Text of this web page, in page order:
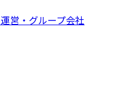
運営・グループ会社